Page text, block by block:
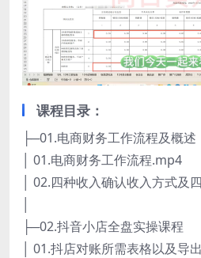
课程目录：
├─01.电商财务工作流程及概述
│ 01.电商财务工作流程.mp4
│ 02.四种收入确认收入方式及
├─02.抖音小店全盘实操课程
│ 01.抖店对账所需表格以及导